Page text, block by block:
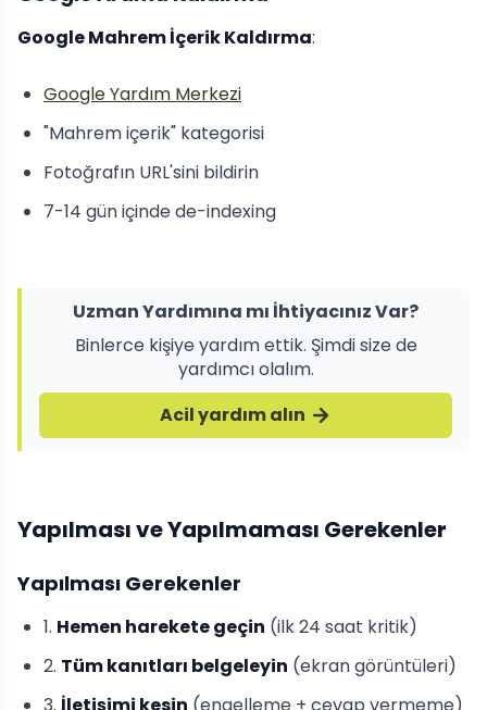
Google Mahrem İçerik Kaldırma:
Google Yardım Merkezi
"Mahrem içerik" kategorisi
Fotoğrafın URL'sini bildirin
7-14 gün içinde de-indexing
Uzman Yardımına mı İhtiyacınız Var?
Binlerce kişiye yardım ettik. Şimdi size de
yardımcı olalım.
Acil yardım alın
Yapılması ve Yapılmaması Gerekenler
Yapılması Gerekenler
1. Hemen harekete geçin (ilk 24 saat kritik)
2. Tüm kanıtları belgeleyin (ekran görüntüleri)